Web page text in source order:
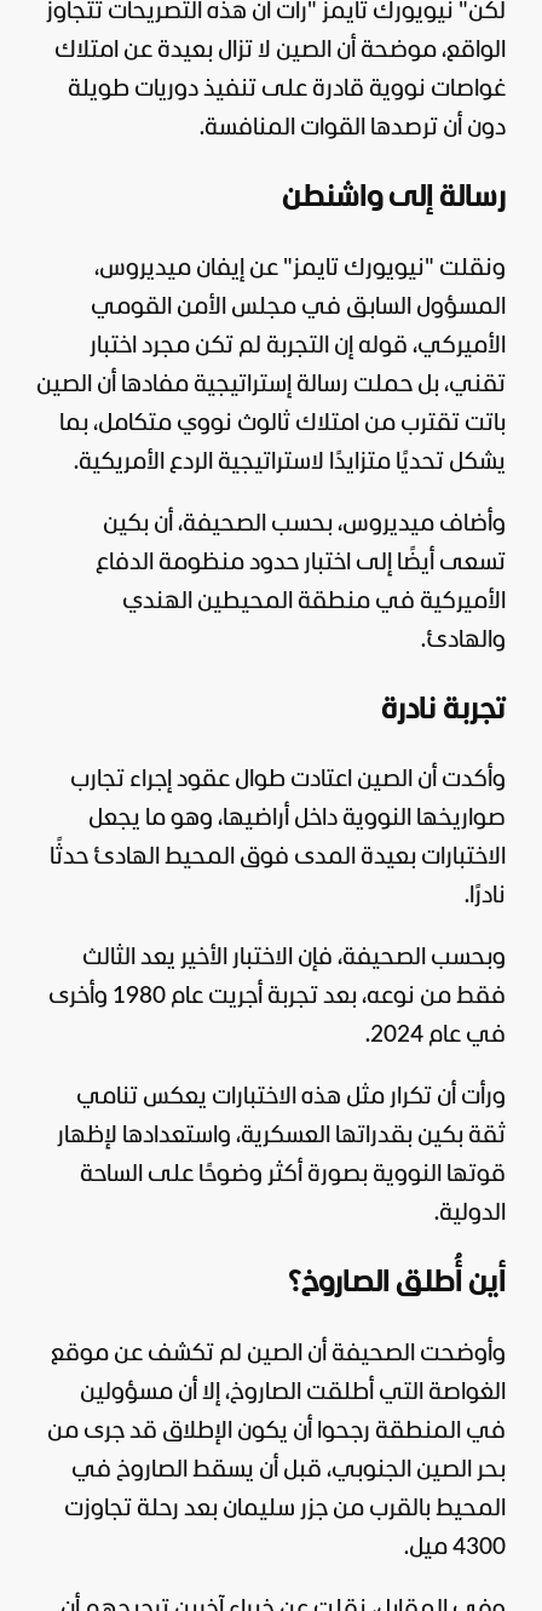
لكن" نيويورك تايمز "رأت أن هذه التصريحات تتجاوز
الواقع، موضحة أن الصين لا تزال بعيدة عن امتلاك
غواصات نووية قادرة على تنفيذ دوريات طويلة
دون أن ترصدها القوات المنافسة.
رسالة إلى واشنطن
ونقلت "نيويورك تايمز" عن إيفان ميديروس،
المسؤول السابق في مجلس الأمن القومي
الأميركي، قوله إن التجربة لم تكن مجرد اختبار
تقني، بل حملت رسالة إستراتيجية مفادها أن الصين
باتت تقترب من امتلاك ثالوث نووي متكامل، بما
يشكل تحديًا متزايدًا لاستراتيجية الردع الأمريكية.
وأضاف ميديروس، بحسب الصحيفة، أن بكين
تسعى أيضًا إلى اختبار حدود منظومة الدفاع
الأميركية في منطقة المحيطين الهندي
والهادئ.
تجربة نادرة
وأكدت أن الصين اعتادت طوال عقود إجراء تجارب
صواريخها النووية داخل أراضيها، وهو ما يجعل
الاختبارات بعيدة المدى فوق المحيط الهادئ حدثًا
نادرًا.
وبحسب الصحيفة، فإن الاختبار الأخير يعد الثالث
فقط من نوعه، بعد تجربة أجريت عام 1980 وأخرى
في عام 2024.
ورأت أن تكرار مثل هذه الاختبارات يعكس تنامي
ثقة بكين بقدراتها العسكرية، واستعدادها لإظهار
قوتها النووية بصورة أكثر وضوحًا على الساحة
الدولية.
أين أُطلق الصاروخ؟
وأوضحت الصحيفة أن الصين لم تكشف عن موقع
الغواصة التي أطلقت الصاروخ، إلا أن مسؤولين
في المنطقة رجحوا أن يكون الإطلاق قد جرى من
بحر الصين الجنوبي، قبل أن يسقط الصاروخ في
المحيط بالقرب من جزر سليمان بعد رحلة تجاوزت
4300 ميل.